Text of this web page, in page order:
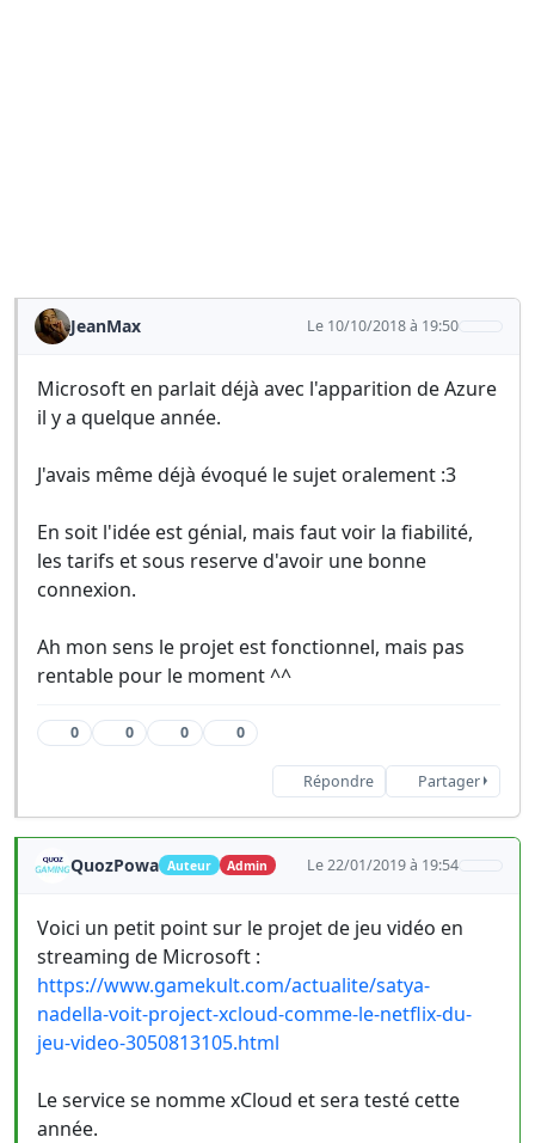
JeanMax Le 10/10/2018 à 19:50
Microsoft en parlait déjà avec l'apparition de Azure
il y a quelque année.
J'avais même déjà évoqué le sujet oralement :3
En soit l'idée est génial, mais faut voir la fiabilité,
les tarifs et sous reserve d'avoir une bonne
connexion.
Ah mon sens le projet est fonctionnel, mais pas
rentable pour le moment ^^
0 0 0 0
Répondre Partager
QuozPowa Auteur Admin Le 22/01/2019 à 19:54
Voici un petit point sur le projet de jeu vidéo en
streaming de Microsoft :
https://www.gamekult.com/actualite/satya-
nadella-voit-project-xcloud-comme-le-netflix-du-
jeu-video-3050813105.html
Le service se nomme xCloud et sera testé cette
année.